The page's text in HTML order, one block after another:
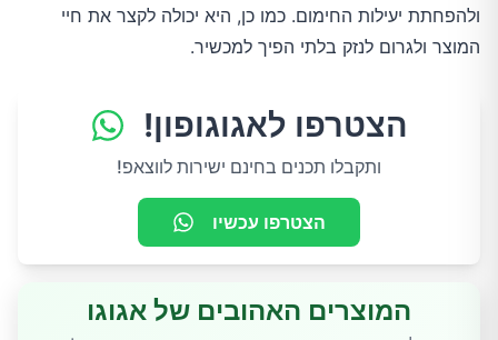
ולהפחתת יעילות החימום. כמו כן, היא יכולה לקצר את חיי
המוצר ולגרום לנזק בלתי הפיך למכשיר.
הצטרפו לאגוגופון!
ותקבלו תכנים בחינם ישירות לווצאפ!
הצטרפו עכשיו
המוצרים האהובים של אגוגו